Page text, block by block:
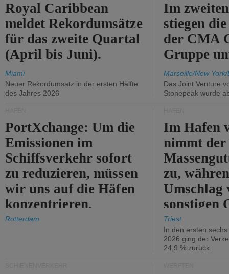
Royal Caribbean
meldet Rekordumsätze
für das zweite Quartal
(April bis Juni).
Miami
Neuer Rekordumsatz in der ersten Hälfte
des Jahres 2026
Im
stiegen
der CMA
Gruppe
Marseille/New
Das Joint Venture
Stonepeak wurde
PortXchange: Um die
Emissionen im
Schiffsverkehr sofort
zu reduzieren, müssen
wir uns auf die Häfen
konzentrieren.
Rotterdam
Im Hafen
nimmt der
zu,
Umschlag
sonstigen
abnimmt.
Triest
In den ersten
2026 ging der
24,9 % zurück.